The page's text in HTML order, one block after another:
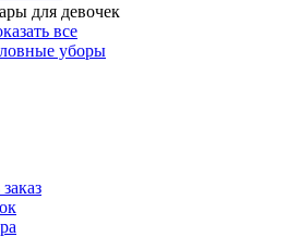
для девочек
все
уборы